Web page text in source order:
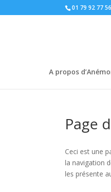
01 79 92 77 56
A propos
Page
Ceci est une
la navigation
les présente